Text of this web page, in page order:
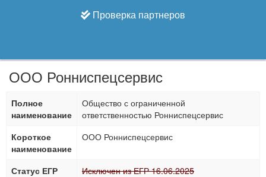
Проверка партнеров
ООО Ронниспецсервис
Полное
наименование
Общество с ограниченной
ответственностью Ронниспецсервис
Короткое
наименование
ООО Ронниспецсервис
Статус ЕГР
Исключен из ЕГР 16.06.2025